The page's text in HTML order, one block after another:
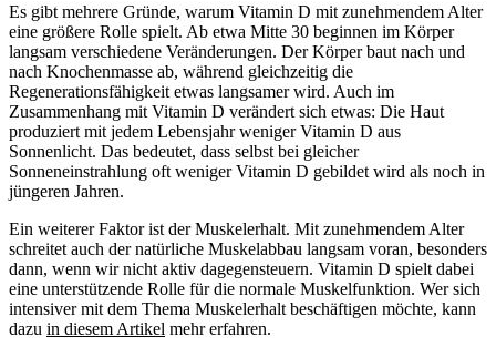
Es gibt mehrere Gründe, warum Vitamin D mit zunehmendem Alter
eine größere Rolle spielt. Ab etwa Mitte 30 beginnen im Körper
langsam verschiedene Veränderungen. Der Körper baut nach und
nach Knochenmasse ab, während gleichzeitig die
Regenerationsfähigkeit etwas langsamer wird. Auch im
Zusammenhang mit Vitamin D verändert sich etwas: Die Haut
produziert mit jedem Lebensjahr weniger Vitamin D aus
Sonnenlicht. Das bedeutet, dass selbst bei gleicher
Sonneneinstrahlung oft weniger Vitamin D gebildet wird als noch in
jüngeren Jahren.
Ein weiterer Faktor ist derMuskelerhalt. Mit zunehmendem Alter
schreitet auch der natürliche Muskelabbau langsam voran, besonders
dann, wenn wir nicht aktiv dagegensteuern. Vitamin D spielt dabei
eine unterstützende Rolle für die normale Muskelfunktion. Wer sich
intensiver mit dem Thema Muskelerhalt beschäftigen möchte, kann
dazu in diesem Artikel mehr erfahren.